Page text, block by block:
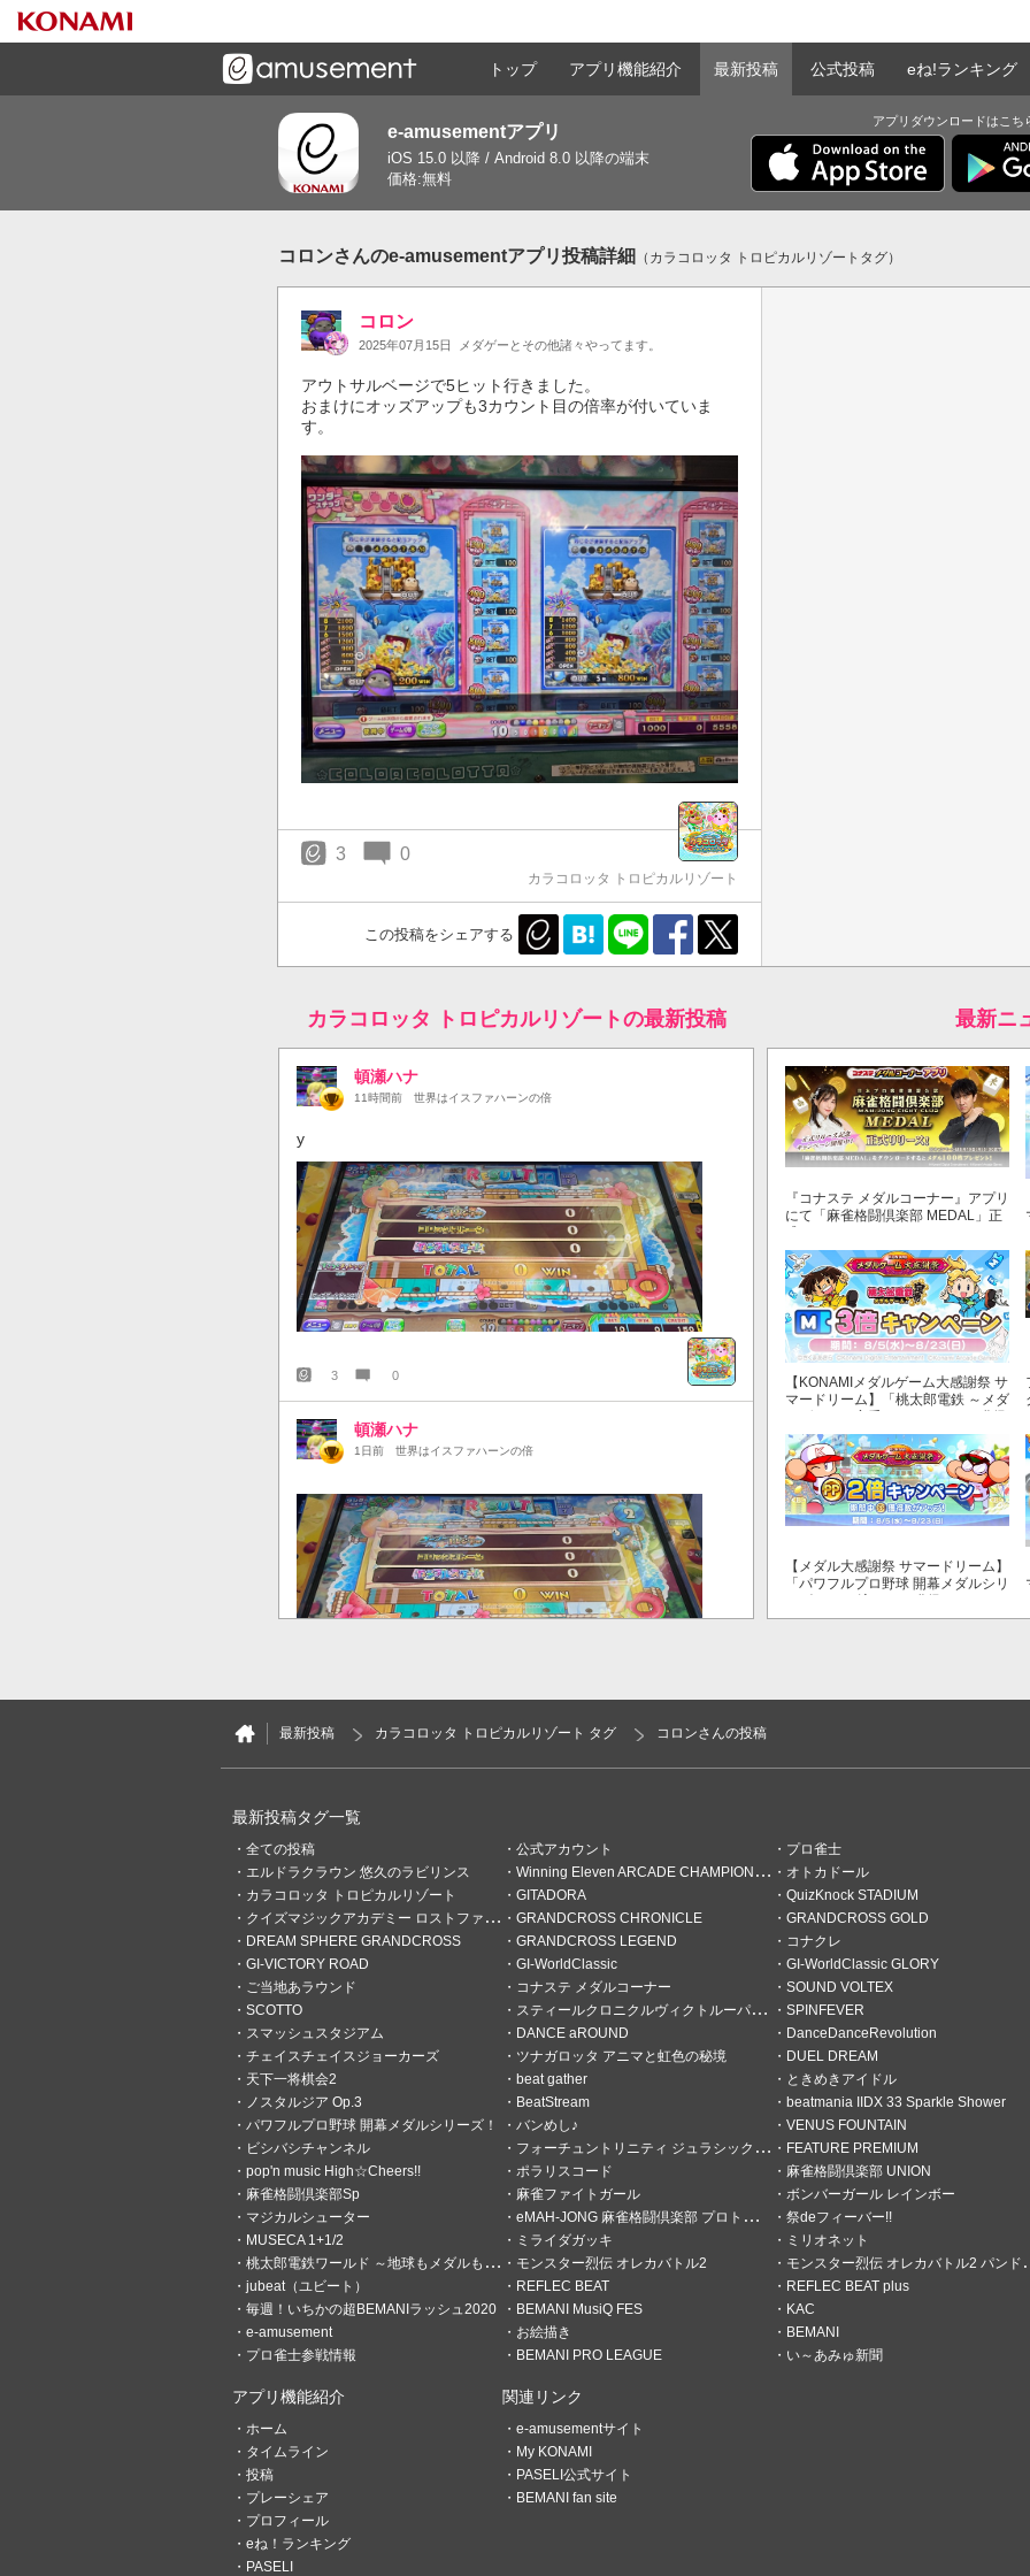
ゲームと連携したコミュニケーションアプリで
トップ アプリ機能紹介 最新投稿 公式投稿 eね!ランキング
e-amusementアプリ
iOS 15.0 以降 / Android 8.0 以降の端末
価格:無料
アプリダウンロードはこち
コロンさんのe-amusementアプリ投稿詳細 （カラコロッタ トロピカルリゾートタグ）
コロン
2025年07月15日 メダゲーとその他諸々やってます。
アウトサルベージで5ヒット行きました。
おまけにオッズアップも3カウント目の倍率が付いていま
す。
3 0
カラコロッタ トロピカルリゾート
この投稿をシェアする
カラコロッタ トロピカルリゾートの最新投稿
頓瀬ハナ
11時間前 世界はイスファハーンの倍
y
3 0
頓瀬ハナ
1日前 世界はイスファハーンの倍
5 0
月曜日の夜、不調席から好調席へ移動したら相方さんのパス
でカッパアニマさんを獲得できました！ＪＰも取れて珍しく
後味良かったです！
6
h
最新ニ
『コナステ メダルコーナー』アプリ
にて「麻雀格闘倶楽部 MEDAL」正
【KONAMIメダルゲーム大感謝祭 サ
マードリーム】「桃太郎電鉄 ～メダ
数が3倍！
【メダル大感謝祭 サマードリーム】
「パワフルプロ野球 開幕メダルシリ
が2倍！
最新投稿 カラコロッタ トロピカルリゾート タグ コロンさんの投稿
最新投稿タグ一覧
全ての投稿 公式アカウント
プロ雀士
エルドラクラウン 悠久のラビリンス
Winning Eleven ARCADE CHAMPIONSHIP
オトカドール
カラコロッタ トロピカルリゾート
GITADORA
QuizKnock STADIUM
クイズマジックアカデミー ロストファンタリウム
GRANDCROSS CHRONICLE
GRANDCROSS GOLD
DREAM SPHERE GRANDCROSS
GRANDCROSS LEGEND
コナクレ
GI-VICTORY ROAD
GI-WorldClassic
GI-WorldClassic GLORY
ご当地あラウンド
コナステ メダルコーナー
SOUND VOLTEX
SCOTTO
スティールクロニクルヴィクトルーパーズ
SPINFEVER
スマッシュスタジアム
DANCE aROUND
DanceDanceRevolution
チェイスチェイスジョーカーズ
ツナガロッタ アニマと虹色の秘境
DUEL DREAM
天下一将棋会2
beat gather
ときめきアイドル
ノスタルジア Op.3
BeatStream
beatmania IIDX 33 Sparkle Shower
パワフルプロ野球 開幕メダルシリーズ！
バンめし♪
VENUS FOUNTAIN
ビシバシチャンネル
フォーチュントリニティ ジュラシックトレジャー
FEATURE PREMIUM
pop'n music High☆Cheers!!
ポラリスコード
麻雀格闘倶楽部 UNION
麻雀格闘倶楽部Sp
麻雀ファイトガール
ボンバーガール レインボー
マジカルシューター
eMAH-JONG 麻雀格闘倶楽部 プロトーナメント
祭deフィーバー!!
MUSECA 1+1/2
ミライダガッキ
ミリオネット
桃太郎電鉄ワールド ～地球もメダルもまわってる！～
モンスター烈伝 オレカバトル2
モンスター烈伝 オレカバトル2 パンドラのメダル
jubeat（ユビート）
REFLEC BEAT
REFLEC BEAT plus
毎週！いちかの超BEMANIラッシュ2020
BEMANI MusiQ FES
KAC
e-amusement
お絵描き
BEMANI
プロ雀士参戦情報
BEMANI PRO LEAGUE い～あみゅ新聞
アプリ機能紹介
ホーム
タイムライン
投稿
プレーシェア
プロフィール
eね！ランキング
PASELI
関連リンク
e-amusementサイト
My KONAMI
PASELI公式サイト
BEMANI fan site